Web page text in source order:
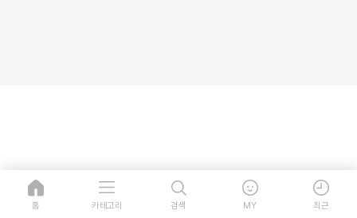
홈 카테고리 검색 MY 최근